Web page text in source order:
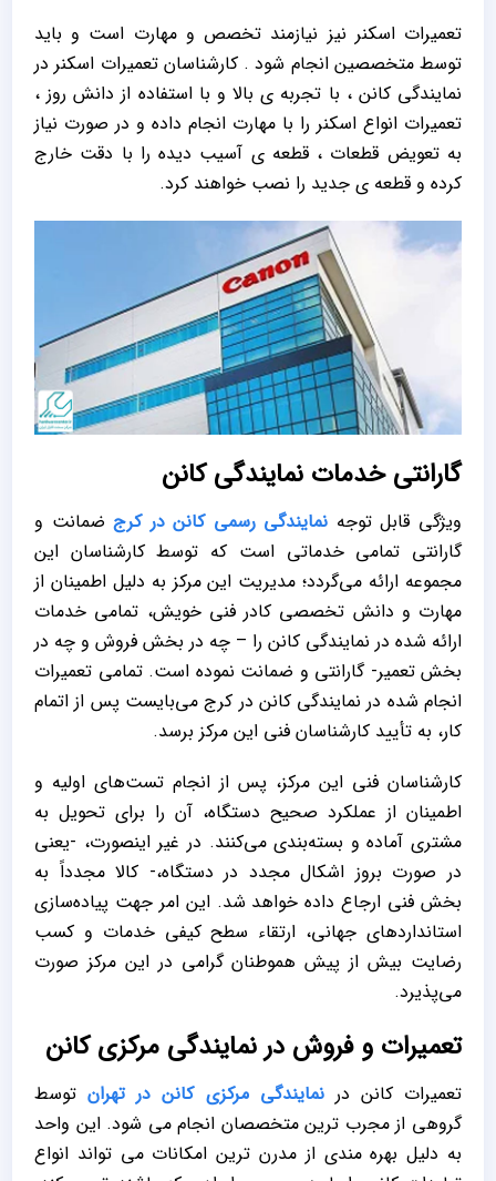
تعمیرات اسکنر نیز نیازمند تخصص و مهارت است و باید
توسط متخصصین انجام شود . کارشناسان تعمیرات اسکنر در
نمایندگی کانن ، با تجربه ی بالا و با استفاده از دانش روز ،
تعمیرات انواع اسکنر را با مهارت انجام داده و در صورت نیاز
به تعویض قطعات ، قطعه ی آسیب دیده را با دقت خارج
کرده و قطعه ی جدید را نصب خواهند کرد.
گارانتی خدمات نمایندگی کانن
ویژگی قابل توجه نمایندگی رسمی کانن در کرجضمانت و
گارانتی تمامی خدماتی است که توسط کارشناسان این
مجموعه ارائه می‌گردد؛ مدیریت این مرکز به دلیل اطمینان از
مهارت و دانش تخصصی کادر فنی خویش، تمامی خدمات
ارائه شده در نمایندگی کانن را – چه در بخش فروش و چه در
بخش تعمیر- گارانتی و ضمانت نموده است. تمامی تعمیرات
انجام شده در نمایندگی کانن در کرج می‌بایست پس از اتمام
کار، به تأیید کارشناسان فنی این مرکز برسد.
کارشناسان فنی این مرکز، پس از انجام تست‌های اولیه و
اطمینان از عملکرد صحیح دستگاه، آن را برای تحویل به
مشتری آماده و بسته‌بندی می‌کنند. در غیر اینصورت، -یعنی
در صورت بروز اشکال مجدد در دستگاه،- کالا مجدداً به
بخش فنی ارجاع داده خواهد شد. این امر جهت پیاده‌سازی
استانداردهای جهانی، ارتقاء سطح کیفی خدمات و کسب
رضایت بیش از پیش هموطنان گرامی در این مرکز صورت
می‌پذیرد.
تعمیرات و فروش در نمایندگی مرکزی کانن
تعمیرات کانن درنمایندگی مرکزی کانن در تهران توسط
گروهی از مجرب ترین متخصصان انجام می شود. این واحد
به دلیل بهره مندی از مدرن ترین امکانات می تواند انواع